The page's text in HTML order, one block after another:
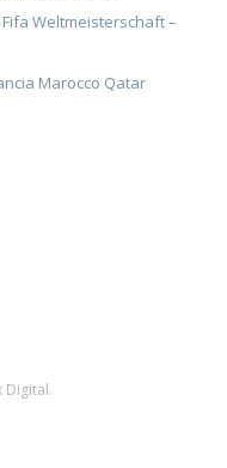
Weltmeisterschaft –
Marocco Qatar
Digital.